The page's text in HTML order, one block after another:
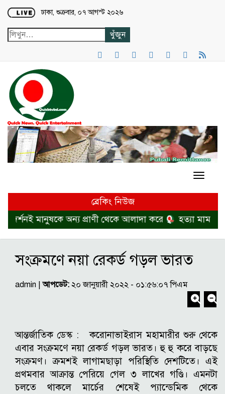
Loading...
ঢাকা, শুক্রবার, ০৭ আগস্ট ২০২৬
ব্রেকিং নিউজ
দর্শনই মানুষকে অন্য প্রাণী থেকে আলাদা করে
হত্যা মামলা
সংক্রমণে নয়া রেকর্ড গড়ল ভারত
admin |আপডেট: ২০ জানুয়ারী ২০২২ - ০১:৫৬:০৭ পিএম
আন্তর্জাতিক ডেস্ক : করোনাভাইরাস মহামারীর শুরু থেকে
এবার সংক্রমণে নয়া রেকর্ড গড়ল ভারত। হু হু করে বাড়ছে
সংক্রমণ। ক্রমশই লাগামছাড়া পরিস্থিতি দেশটিতে। এই
প্রথমবার আক্রান্ত পেরিয়ে গেল ৩ লাখের গণ্ডি। এমনটা
চলতে থাকলে মার্চের শেষেই প্যান্ডেমিক থেকে